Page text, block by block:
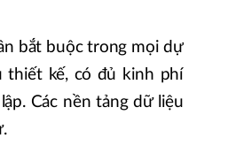
bắt buộc trong mọi dự
thiết kế, có đủ kinh phí
Các nền tảng dữ liệu